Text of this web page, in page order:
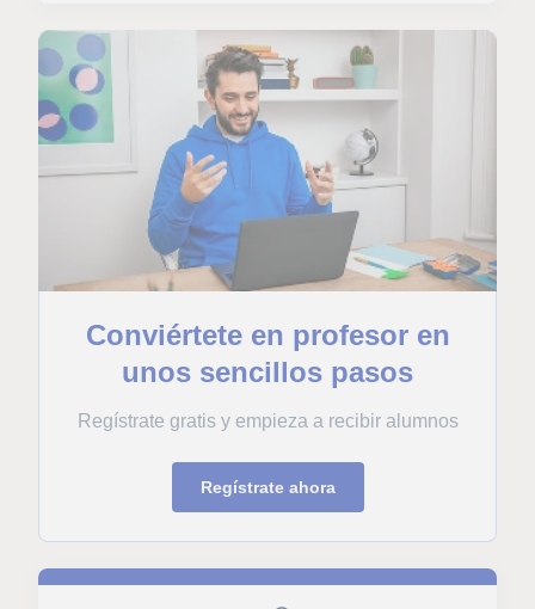
Conviértete en profesor en
unos sencillos pasos
Regístrate gratis y empieza a recibir alumnos
Regístrate ahora